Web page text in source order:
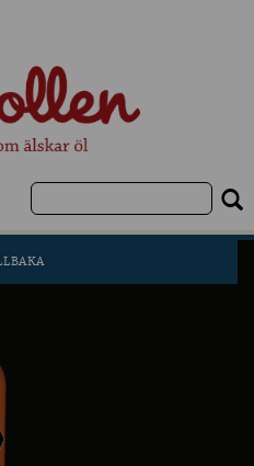
ÖL
CIDER